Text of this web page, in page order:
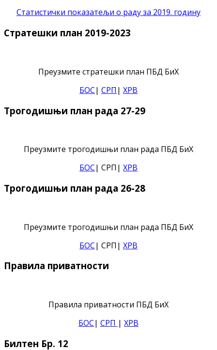
Статистички показатељи о раду за 2019. годину
Стратешки план 2019-2023
Преузмите стратешки план ПБД БиХ
БОС| СРП | ХРВ
Трогодишњи план рада 27-29
Преузмите трогодишњи план рада ПБД БиХ
БОС| СРП| ХРВ
Трогодишњи план рада 26-28
Преузмите трогодишњи план рада ПБД БиХ
БОС| СРП| ХРВ
Правила приватности
Правила приватности ПБД БиХ
БОС| СРП | ХРВ
Билтен Бр. 12